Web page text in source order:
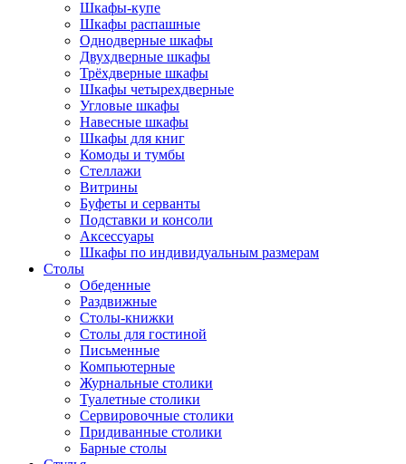
Шкафы-купе
Шкафы распашные
Однодверные шкафы
Двухдверные шкафы
Трёхдверные шкафы
Шкафы четырехдверные
Угловые шкафы
Навесные шкафы
Шкафы для книг
Комоды и тумбы
Стеллажи
Витрины
Буфеты и серванты
Подставки и консоли
Аксессуары
Шкафы по индивидуальным размерам
Столы
Обеденные
Раздвижные
Столы-книжки
Столы для гостиной
Письменные
Компьютерные
Журнальные столики
Туалетные столики
Сервировочные столики
Придиванные столики
Барные столы